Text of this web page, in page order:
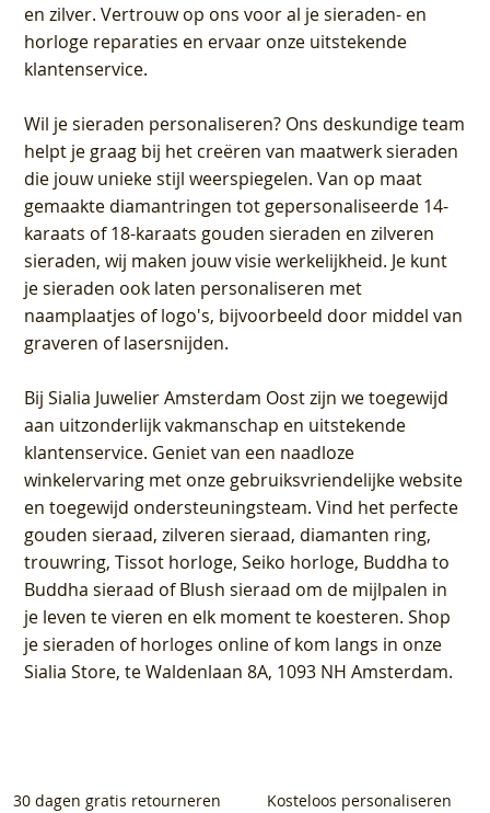
en zilver. Vertrouw op ons voor al je sieraden- en
horloge reparaties en ervaar onze uitstekende
klantenservice.
Wil je sieraden personaliseren? Ons deskundige team
helpt je graag bij het creëren van maatwerk sieraden
die jouw unieke stijl weerspiegelen. Van op maat
gemaakte diamantringen tot gepersonaliseerde 14-
karaats of 18-karaats gouden sieraden en zilveren
sieraden, wij maken jouw visie werkelijkheid. Je kunt
je sieraden ook laten personaliseren met
naamplaatjes of logo's, bijvoorbeeld door middel van
graveren of lasersnijden.
BijSialia Juwelier Amsterdam Oostzijn we toegewijd
aan uitzonderlijk vakmanschap en uitstekende
klantenservice. Geniet van een naadloze
winkelervaring met onze gebruiksvriendelijke website
en toegewijd ondersteuningsteam. Vind het perfecte
gouden sieraad, zilveren sieraad, diamanten ring,
trouwring, Tissot horloge, Seiko horloge, Buddha to
Buddha sieraad of Blush sieraad om de mijlpalen in
je leven te vieren en elk moment te koesteren. Shop
je sieraden of horloges online of kom langs in onze
Sialia Store, te Waldenlaan 8A, 1093 NH Amsterdam.
30 dagen gratis retourneren Kosteloos personaliseren